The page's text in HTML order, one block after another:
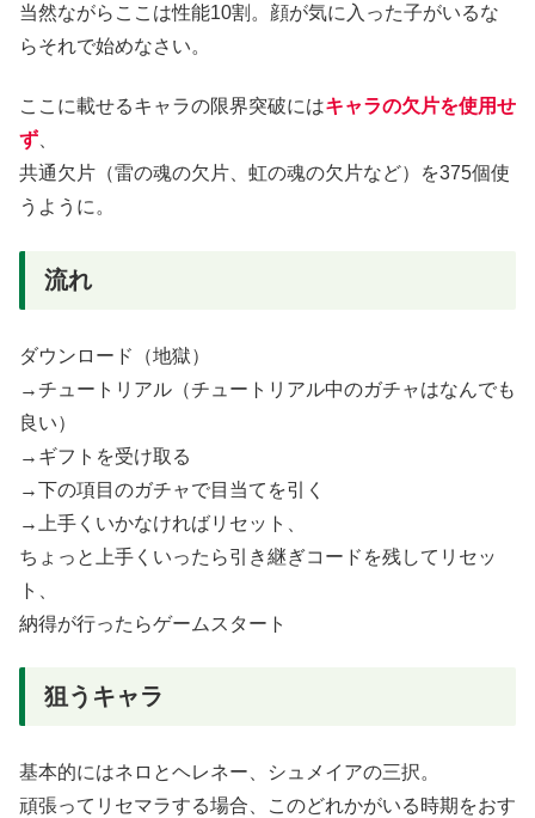
当然ながらここは性能10割。顔が気に入った子がいるな
らそれで始めなさい。
ここに載せるキャラの限界突破にはキャラの欠片を使用せ
ず
共通欠片（雷の魂の欠片、虹の魂の欠片など）を375個使
うように。
流れ
ダウンロード（地獄）
→チュートリアル（チュートリアル中のガチャはなんでも
良い）
→ギフトを受け取る
→下の項目のガチャで目当てを引く
→上手くいかなければリセット、
ちょっと上手くいったら引き継ぎコードを残してリセッ
ト、
納得が行ったらゲームスタート
狙うキャラ
基本的にはネロとヘレネー、シュメイアの三択。
頑張ってリセマラする場合、このどれかがいる時期をおす